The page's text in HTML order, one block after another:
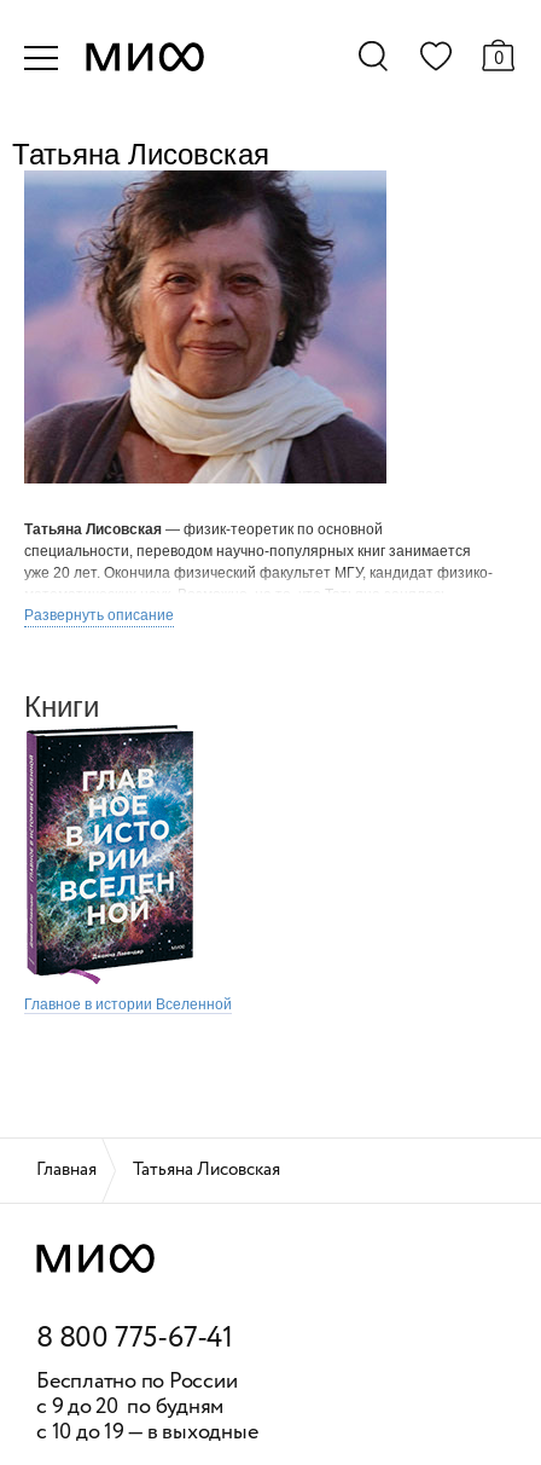
0
Татьяна Лисовская
Татьяна Лисовская — физик-теоретик по основной
специальности, переводом научно-популярных книг занимается
уже 20 лет. Окончила физический факультет МГУ, кандидат физико-
математических наук. Возможно, на то, что Татьяна занялась
переводами, повлияла генетика — отец и дед были
Развернуть описание
Книги
Главное в истории Вселенной
Главная Татьяна Лисовская
8 800 775-67-41
Бесплатно по России
с 9 до 20 по будням
с 10 до 19 — в выходные